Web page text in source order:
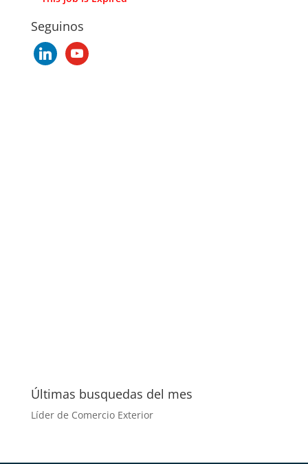
Seguinos
linkedinyoutube
Últimas busquedas del mes
Líder de Comercio Exterior